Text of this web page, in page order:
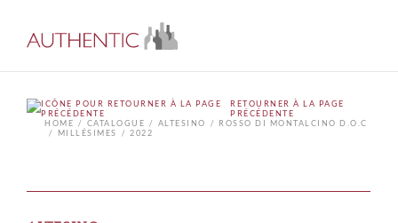
RETOURNER À LA PAGE
PRÉCÉDENTE
HOME
CATALOGUE ALTESINO
ROSSO DI MONTALCINO D.O.C
MILLÉSIMES
2022